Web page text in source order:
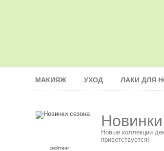
МАКИЯЖ УХОД ЛАКИ ДЛЯ
Новые коллекции
приветствуется!
рейтинг